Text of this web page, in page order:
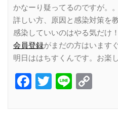
かなーり疑ってるのですが。。
詳しい方、原因と感染対策を
感染していいのはやる気だけ！
会員登録がまだの方はいます
明日ははちすくんです。お楽
Facebook
Twitter
Line